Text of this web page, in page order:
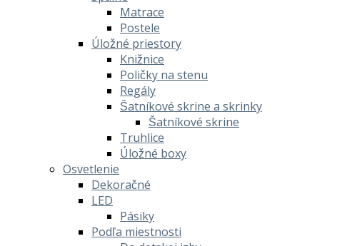
Matrace
Postele
Úložné priestory
Knižnice
Poličky na stenu
Regály
Šatníkové skrine a skrinky
Šatníkové skrine
Truhlice
Úložné boxy
Osvetlenie
Dekoračné
LED
Pásiky
Podľa miestnosti